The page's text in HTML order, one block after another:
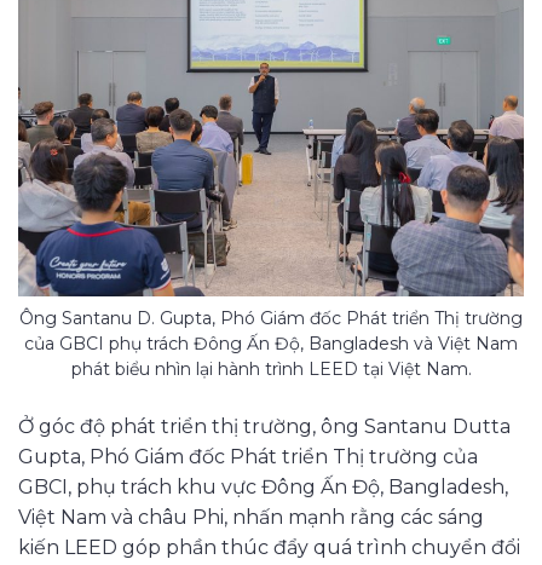
Ông Santanu D. Gupta, Phó Giám đốc Phát triển Thị trường
của GBCI phụ trách Đông Ấn Độ, Bangladesh và Việt Nam
phát biểu nhìn lại hành trình LEED tại Việt Nam.
Ở góc độ phát triển thị trường, ông Santanu Dutta
Gupta, Phó Giám đốc Phát triển Thị trường của
GBCI, phụ trách khu vực Đông Ấn Độ, Bangladesh,
Việt Nam và châu Phi, nhấn mạnh rằng các sáng
kiến LEED góp phần thúc đẩy quá trình chuyển đổi